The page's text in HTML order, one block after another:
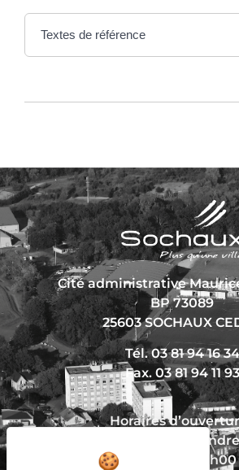
Textes de référence
Cité administrative
BP 73089
25603 SOCHAUX
Tél. 03 81 94 16 34
Fax. 03 81 94 11 93
Horaires
Du lundi au
De 8h30 à 12h00